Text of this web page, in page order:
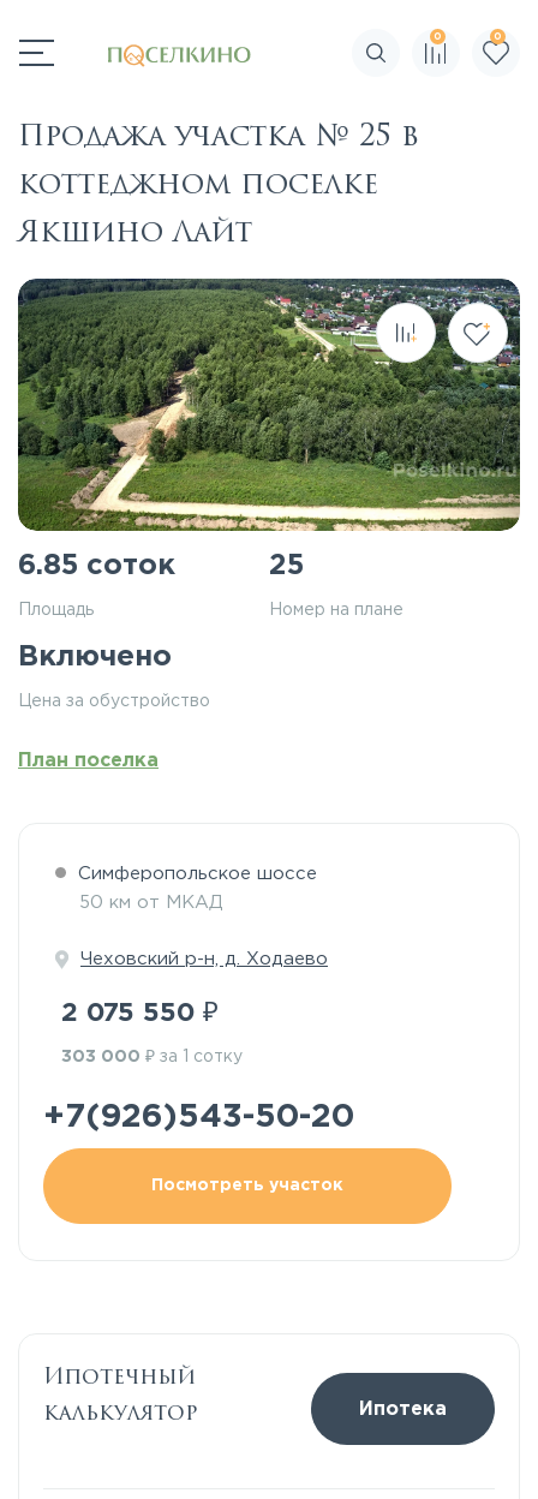
Поиск по сайту
0 0
Продажа участка № 25 в
коттеджном поселке
Якшино Лайт
6.85 соток
Площадь
25
Номер на плане
Включено
Цена за обустройство
План поселка
Симферопольское шоссе
50 км от МКАД
Чеховский р-н, д. Ходаево
2 075 550 ₽
303 000 ₽ за 1 сотку
+7(926)543-50-20
Посмотреть участок
Ипотечный
калькулятор
Ипотека